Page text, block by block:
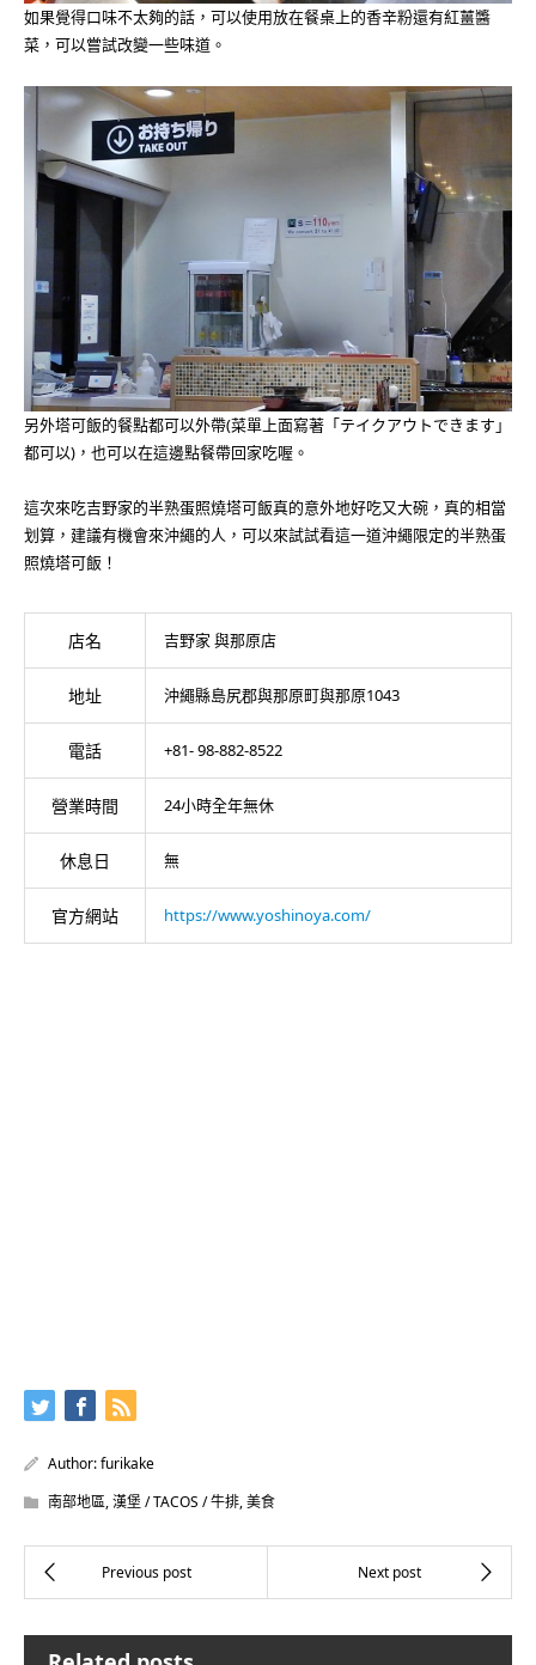
如果覺得口味不太夠的話，可以使用放在餐桌上的香辛粉還有紅薑醬
菜，可以嘗試改變一些味道。
另外塔可飯的餐點都可以外帶(菜單上面寫著「テイクアウトできます」
都可以)，也可以在這邊點餐帶回家吃喔。
這次來吃吉野家的半熟蛋照燒塔可飯真的意外地好吃又大碗，真的相當
划算，建議有機會來沖繩的人，可以來試試看這一道沖繩限定的半熟蛋
照燒塔可飯！
店名 吉野家 與那原店
地址 沖繩縣島尻郡與那原町與那原1043
電話 +81- 98-882-8522
營業時間 24小時全年無休
休息日 無
官方網站 https://www.yoshinoya.com/
Author:furikake
南部地區,漢堡 / TACOS / 牛排,美食